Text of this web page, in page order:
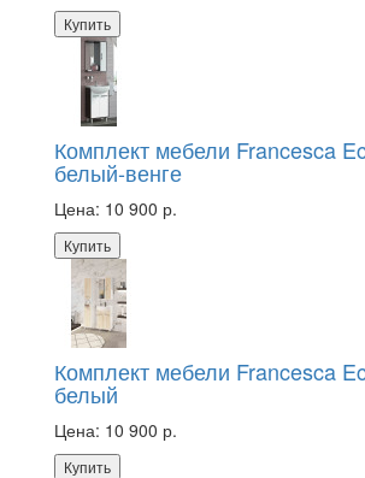
Купить
Комплект мебели Francesca
белый-венге
Цена: 10 900 р.
Купить
Комплект мебели Francesca
белый
Цена: 10 900 р.
Купить